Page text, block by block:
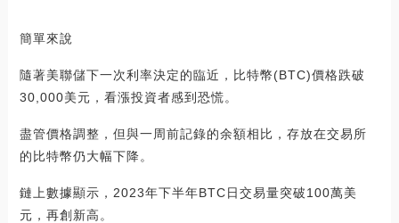
簡單來說
隨著美聯儲下一次利率決定的臨近，比特幣(BTC)價格跌破
30,000美元，看漲投資者感到恐慌。
盡管價格調整，但與一周前記錄的余額相比，存放在交易所
的比特幣仍大幅下降。
鏈上數據顯示，2023年下半年BTC日交易量突破100萬美
元，再創新高。